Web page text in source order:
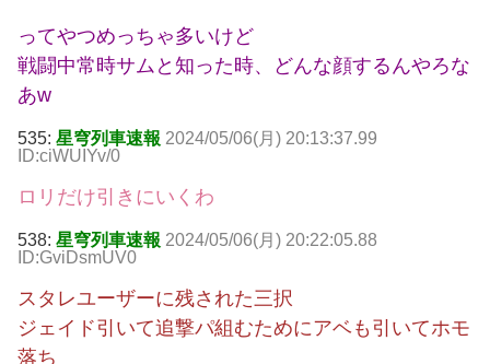
ってやつめっちゃ多いけど
戦闘中常時サムと知った時、どんな顔するんやろな
あw
535: 星穹列車速報 2024/05/06(月) 20:13:37.99
ID:ciWUIYv/0
ロリだけ引きにいくわ
538: 星穹列車速報 2024/05/06(月) 20:22:05.88
ID:GviDsmUV0
スタレユーザーに残された三択
ジェイド引いて追撃パ組むためにアベも引いてホモ
落ち